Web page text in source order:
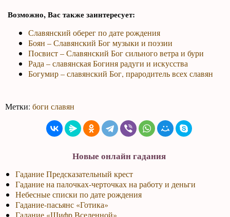
Возможно, Вас также заинтересует:
Славянский оберег по дате рождения
Боян – Славянский Бог музыки и поэзии
Посвист – Славянский Бог сильного ветра и бури
Рада – славянская Богиня радуги и искусства
Богумир – славянский Бог, прародитель всех славян
Метки:боги славян
Новые онлайн гадания
Гадание Предсказательный крест
Гадание на палочках-черточках на работу и деньги
Небесные списки по дате рождения
Гадание-пасьянс «Готика»
Гадание «Шифр Вселенной»